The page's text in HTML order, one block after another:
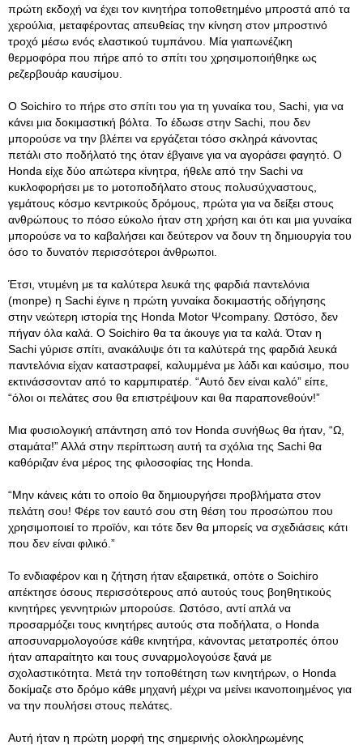
πρώτη εκδοχή να έχει τον κινητήρα τοποθετημένο μπροστά από τα
χερούλια, μεταφέροντας απευθείας την κίνηση στον μπροστινό
τροχό μέσω ενός ελαστικού τυμπάνου. Μία γιαπωνέζικη
θερμοφόρα που πήρε από το σπίτι του χρησιμοποιήθηκε ως
ρεζερβουάρ καυσίμου.
Ο Soichiro το πήρε στο σπίτι του για τη γυναίκα του, Sachi, για να
κάνει μια δοκιμαστική βόλτα. Το έδωσε στην Sachi, που δεν
μπορούσε να την βλέπει να εργάζεται τόσο σκληρά κάνοντας
πετάλι στο ποδήλατό της όταν έβγαινε για να αγοράσει φαγητό. Ο
Honda είχε δύο απώτερα κίνητρα, ήθελε από την Sachi να
κυκλοφορήσει με το μοτοποδήλατο στους πολυσύχναστους,
γεμάτους κόσμο κεντρικούς δρόμους, πρώτα για να δείξει στους
ανθρώπους το πόσο εύκολο ήταν στη χρήση και ότι και μια γυναίκα
μπορούσε να το καβαλήσει και δεύτερον να δουν τη δημιουργία του
όσο το δυνατόν περισσότεροι άνθρωποι.
Έτσι, ντυμένη με τα καλύτερα λευκά της φαρδιά παντελόνια
(monpe) η Sachi έγινε η πρώτη γυναίκα δοκιμαστής οδήγησης
στην νεώτερη ιστορία της Honda Μotor Ψcompany. Ωστόσο, δεν
πήγαν όλα καλά. Ο Soichiro θα τα άκουγε για τα καλά. Όταν η
Sachi γύρισε σπίτι, ανακάλυψε ότι τα καλύτερά της φαρδιά λευκά
παντελόνια είχαν καταστραφεί, καλυμμένα με λάδι και καύσιμο, που
εκτινάσσονταν από το καρμπιρατέρ. “Αυτό δεν είναι καλό” είπε,
“όλοι οι πελάτες σου θα επιστρέψουν και θα παραπονεθούν!”
Μια φυσιολογική απάντηση από τον Honda συνήθως θα ήταν, “Ω,
σταμάτα!” Αλλά στην περίπτωση αυτή τα σχόλια της Sachi θα
καθόριζαν ένα μέρος της φιλοσοφίας της Honda.
“Μην κάνεις κάτι το οποίο θα δημιουργήσει προβλήματα στον
πελάτη σου! Φέρε τον εαυτό σου στη θέση του προσώπου που
χρησιμοποιεί το προϊόν, και τότε δεν θα μπορείς να σχεδιάσεις κάτι
που δεν είναι φιλικό.”
Το ενδιαφέρον και η ζήτηση ήταν εξαιρετικά, οπότε ο Soichiro
απέκτησε όσους περισσότερους από αυτούς τους βοηθητικούς
κινητήρες γεννητριών μπορούσε. Ωστόσο, αντί απλά να
προσαρμόζει τους κινητήρες αυτούς στα ποδήλατα, ο Honda
αποσυναρμολογούσε κάθε κινητήρα, κάνοντας μετατροπές όπου
ήταν απαραίτητο και τους συναρμολογούσε ξανά με
σχολαστικότητα. Μετά την τοποθέτηση των κινητήρων, ο Honda
δοκίμαζε στο δρόμο κάθε μηχανή μέχρι να μείνει ικανοποιημένος για
να την πουλήσει στους πελάτες.
Αυτή ήταν η πρώτη μορφή της σημερινής ολοκληρωμένης